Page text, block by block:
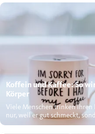
Koffein und Kaffee: So
Körper
Viele Menschen trinken ihren
nur, weil er gut schmeckt,